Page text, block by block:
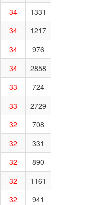
34
1331
34
1217
34
976
34
2858
33
724
33
2729
32
708
32
331
32
890
32
1161
32
941